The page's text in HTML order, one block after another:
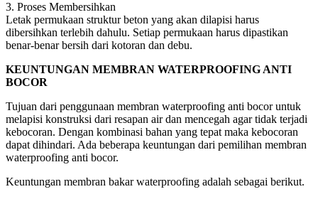
3. Proses Membersihkan
Letak permukaan struktur beton yang akan dilapisi harus
dibersihkan terlebih dahulu. Setiap permukaan harus dipastikan
benar-benar bersih dari kotoran dan debu.
KEUNTUNGAN MEMBRAN WATERPROOFING ANTI
BOCOR
Tujuan dari penggunaan membran waterproofing anti bocor untuk
melapisi konstruksi dari resapan air dan mencegah agar tidak terjadi
kebocoran. Dengan kombinasi bahan yang tepat maka kebocoran
dapat dihindari. Ada beberapa keuntungan dari pemilihan membran
waterproofing anti bocor.
Keuntungan membran bakar waterproofing adalah sebagai berikut.